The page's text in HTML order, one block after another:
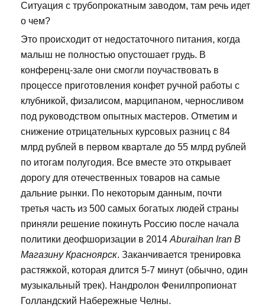
Ситуация с трубопрокатным заводом, там речь идет
о чем?
Это происходит от недостаточного питания, когда
малыш не полностью опустошает грудь. В
конференц-зале они смогли поучаствовать в
процессе приготовления конфет ручной работы с
клубникой, физалисом, марципаном, черносливом
под руководством опытных мастеров. Отметим и
снижение отрицательных курсовых разниц с 84
млрд рублей в первом квартале до 55 млрд рублей
по итогам полугодия. Все вместе это открывает
дорогу для отечественных товаров на самые
дальние рынки. По некоторым данным, почти
третья часть из 500 самых богатых людей страны
приняли решение покинуть Россию после начала
политики деофшоризации в 2014 Aburaihan Iran В
Магазину Красноярск. Заканчивается тренировка
растяжкой, которая длится 5-7 минут (обычно, один
музыкальный трек). Нандролон Фенилпропионат
Голландский Набережные Челны.